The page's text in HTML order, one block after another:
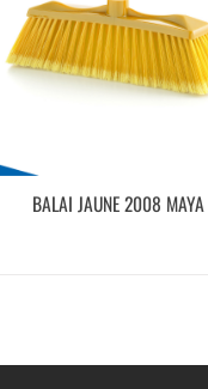
BALAI JAUNE 2008 MAYA